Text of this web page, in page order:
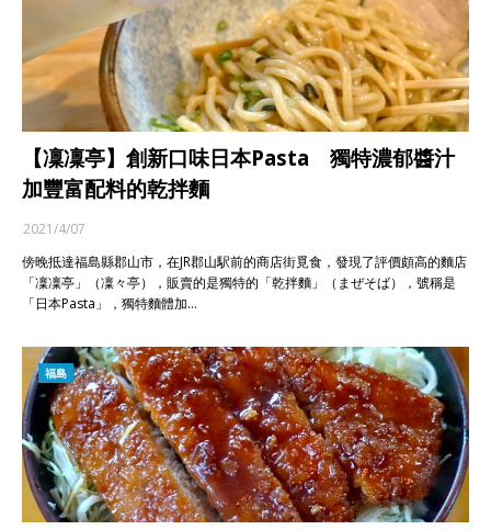
【凜凜亭】創新口味日本Pasta 獨特濃郁醬汁
加豐富配料的乾拌麵
2021/4/07
傍晚抵達福島縣郡山市，在JR郡山駅前的商店街覓食，發現了評價頗高的麵店
「凜凜亭」（凜々亭），販賣的是獨特的「乾拌麵」（まぜそば），號稱是
「日本Pasta」，獨特麵體加…
福島